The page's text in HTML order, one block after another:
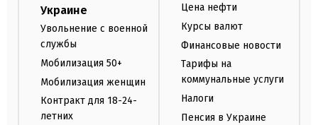
Украине
Увольнение с военной
службы
Мобилизация 50+
Мобилизация женщин
Контракт для 18-24-
летних
Цена нефти
Курсы валют
Финансовые новости
Тарифы на
коммунальные услуги
Налоги
Пенсия в Украине